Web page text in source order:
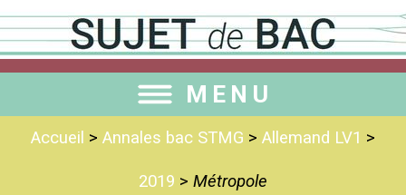
MENU
Accueil > Annales bac STMG > Allemand LV1 >
2019 > Métropole